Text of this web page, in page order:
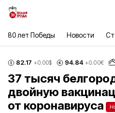
80 лет Победы Новости
82.17 +0.00$ 94.84 +0.00€
37 тысяч
двойную
от коронавируса